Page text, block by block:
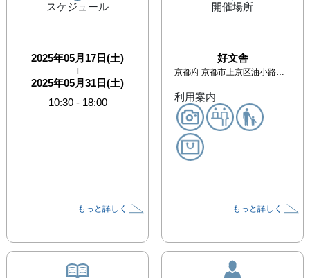
スケジュール
2025年05月17日(土)
|
2025年05月31日(土)
10:30- 18:00
もっと詳しく
開催場所
好文舎
京都府 京都市上京区油小路通上長者町上る甲斐守町118
利用案内
もっと詳しく